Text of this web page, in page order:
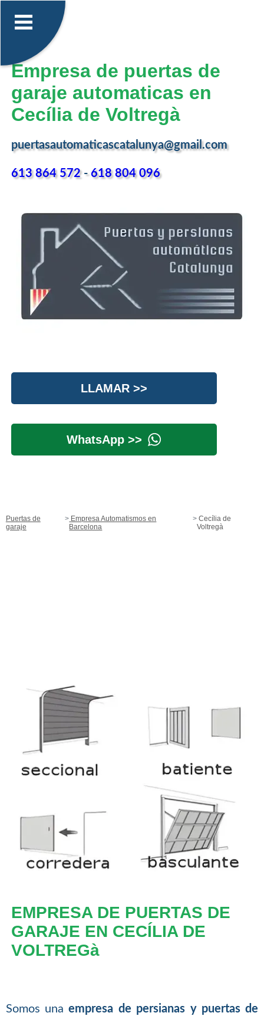
Empresa de puertas de
garaje automaticas en
Cecília de Voltregà
puertasautomaticascatalunya@gmail.com
613 864 572-618 804 096
LLAMAR >>
WhatsApp >>
Puertas de
garaje
Empresa Automatismos en
Barcelona
Cecília de
Voltregà
EMPRESA DE PUERTAS DE
GARAJE EN CECÍLIA DE
VOLTREGà
Somos unaempresa de persianas y puertas de